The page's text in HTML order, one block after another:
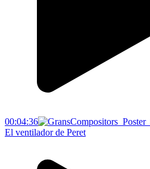
00:04:36
El ventilador de Peret